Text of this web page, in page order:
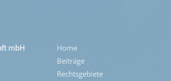
mbH
Home
Beiträge
Rechtsgebiete